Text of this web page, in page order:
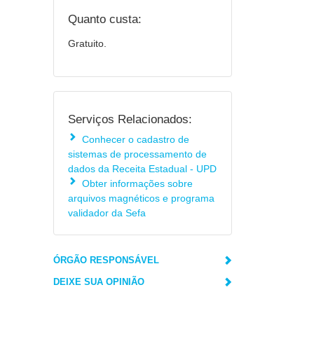
Quanto custa:
Gratuito.
Serviços Relacionados:
Conhecer o cadastro de
sistemas de processamento de
dados da Receita Estadual - UPD
Obter informações sobre
arquivos magnéticos e programa
validador da Sefa
ÓRGÃO RESPONSÁVEL
DEIXE SUA OPINIÃO